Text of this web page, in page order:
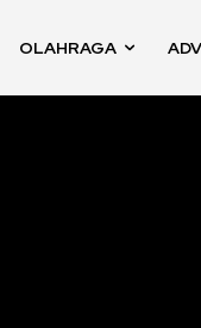
OLAHRAGA